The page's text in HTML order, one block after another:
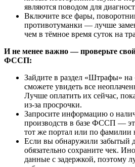
являются поводом для
Включите все фары,
противотуманки — лучше
чем в тёмное время суток на
И не менее важно — проверьте
ФССП:
Зайдите в раздел «Штрафы»
сможете увидеть все
Лучше оплатить их сейчас,
из-за просрочки.
Запросите информацию о
производств в базе ФССП —
тот же портал или по фамилии
Если вы обнаружили забытый
обязательно сохраните чек.
данные с задержкой, поэтому